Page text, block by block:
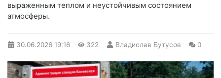
выраженным теплом и неустойчивым состоянием
атмосферы.
30.06.2026 19:16 322 Владислав Бутусов 0